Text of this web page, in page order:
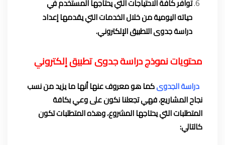
توافر كافة الاحتياجات التي يحتاجها المستخدم في
حياته اليومية من خلال الخدمات التي يقدمها إعداد
دراسة جدوى التطبيق الإلكتروني.
محتويات نموذج دراسة جدوى تطبيق إلكتروني
دراسة الجدوىكما هو معروف عنها أنها ما يزيد من نسب
نجاح المشاريع، فهي تجعلنا نكون على وعي بكافة
المتطلبات التي يحتاجها المشروع، وهذه المتطلبات تكون
كالتالي: